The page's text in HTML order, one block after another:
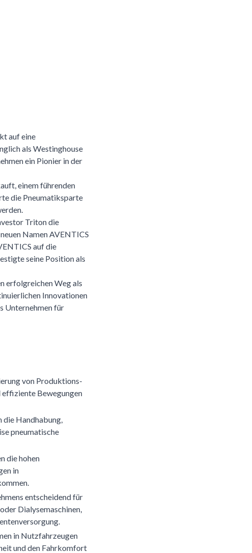
auf eine
als Westinghouse
ein Pionier in der
einem führenden
die Pneumatiksparte
Triton die
Namen AVENTICS
auf die
seine Position als
erfolgreichen Weg als
Innovationen
Unternehmen für
von Produktions-
effiziente Bewegungen
die Handhabung,
pneumatische
die hohen
in
entscheidend für
Dialysemaschinen,
in Nutzfahrzeugen
und den Fahrkomfort